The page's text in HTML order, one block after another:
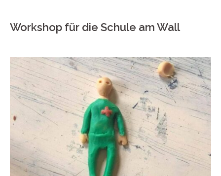
Workshop für die Schule am Wall